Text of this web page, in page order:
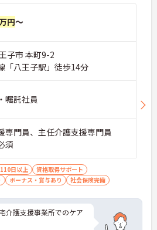
円～
子市 本町9-2
「八王子駅」徒歩14分
嘱託社員
専門員、主任介護支援専門員
須
日以上
資格取得サポート
ボーナス・賞与あり 社会保険完備
介護支援事業所でのケア